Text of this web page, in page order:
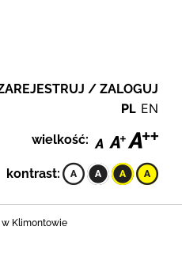
/ ZALOGUJ
PL EN
wielkość:
kontrast:
w Klimontowie